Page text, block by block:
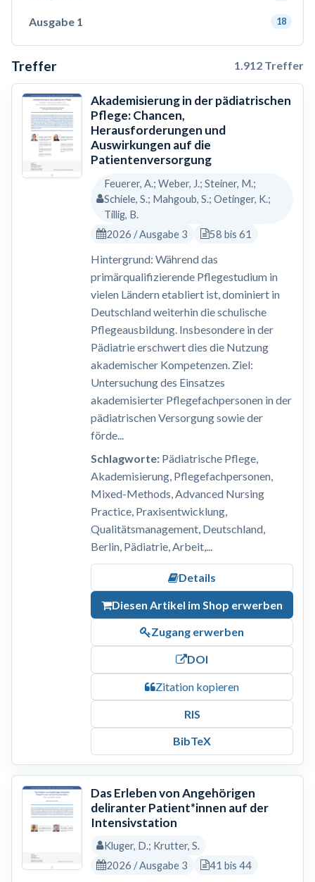
Ausgabe 1 18
Treffer 1.912 Treffer
Akademisierung in der pädiatrischen
Pflege: Chancen,
Herausforderungen und
Auswirkungen auf die
Patientenversorgung
Feuerer, A.; Weber, J.; Steiner, M.;
Schiele, S.; Mahgoub, S.; Oetinger, K.;
Tillig, B.
2026 / Ausgabe 3
58 bis 61
Hintergrund: Während das
primärqualifizierende Pflegestudium in
vielen Ländern etabliert ist, dominiert in
Deutschland weiterhin die schulische
Pflegeausbildung. Insbesondere in der
Pädiatrie erschwert dies die Nutzung
akademischer Kompetenzen. Ziel:
Untersuchung des Einsatzes
akademisierter Pflegefachpersonen in der
pädiatrischen Versorgung sowie der
förde...
Schlagworte:Pädiatrische Pflege,
Akademisierung, Pflegefachpersonen,
Mixed-Methods, Advanced Nursing
Practice, Praxisentwicklung,
Qualitätsmanagement, Deutschland,
Berlin, Pädiatrie, Arbeit,...
Details
Diesen Artikel im Shop erwerben
Zugang erwerben
DOI
Zitation kopieren
RIS
BibTeX
Das Erleben von Angehörigen
deliranter Patient*innen auf der
Intensivstation
Kluger, D.; Krutter, S.
2026 / Ausgabe 3
41 bis 44